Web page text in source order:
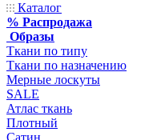
Каталог
% Распродажа
Образы
Ткани по типу
Ткани по назначению
Мерные лоскуты
SALE
Атлас ткань
Плотный
Сатин